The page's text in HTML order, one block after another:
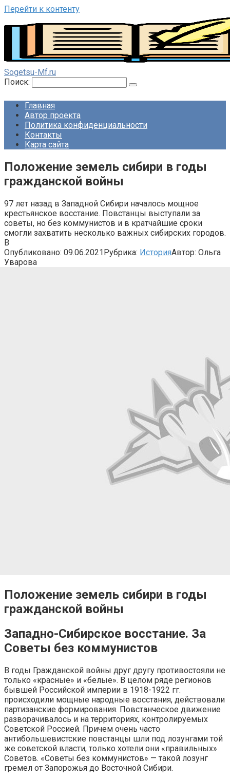
Перейти к контенту
Sogetsu-Mf.ru
Поиск:
Главная
Автор проекта
Политика конфиденциальности
Контакты
Карта сайта
Положение земель сибири в годы
гражданской войны
97 лет назад в Западной Сибири началось мощное
крестьянское восстание. Повстанцы выступали за
советы, но без коммунистов и в кратчайшие сроки
смогли захватить несколько важных сибирских городов.
В
Опубликовано: 09.06.2021Рубрика: ИсторияАвтор: Ольга
Уварова
Положение земель сибири в годы
гражданской войны
Западно-Сибирское восстание. За
Советы без коммунистов
В годы Гражданской войны друг другу противостояли не
только «красные» и «белые». В целом ряде регионов
бывшей Российской империи в 1918-1922 гг.
происходили мощные народные восстания, действовали
партизанские формирования. Повстанческое движение
разворачивалось и на территориях, контролируемых
Советской Россией. Причем очень часто
антибольшевистские повстанцы шли под лозунгами той
же советской власти, только хотели они «правильных»
Советов. «Советы без коммунистов» — такой лозунг
гремел от Запорожья до Восточной Сибири.